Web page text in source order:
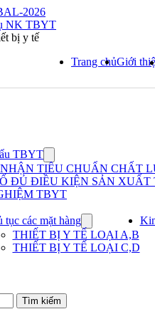
NK TBYT
bị y tế
Trang chủGiới
TBYT
submenu
for
Dịch
vụ
khẩu
TBYT
TIÊU CHUẨN CHẤT
ĐỦ ĐIỀU KIỆN SẢN XUẤT
TBYT
tục các mặt hàng
submenu
for
Thủ
THIẾT BỊ Y TẾ LOẠI A,B
THIẾT BỊ Y TẾ LOẠI C,D